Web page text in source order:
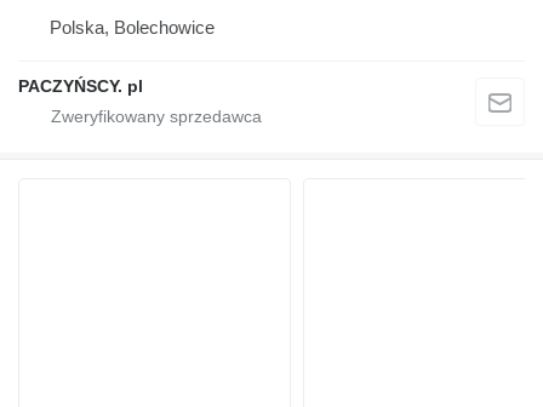
Polska, Bolechowice
PACZYŃSCY. pl